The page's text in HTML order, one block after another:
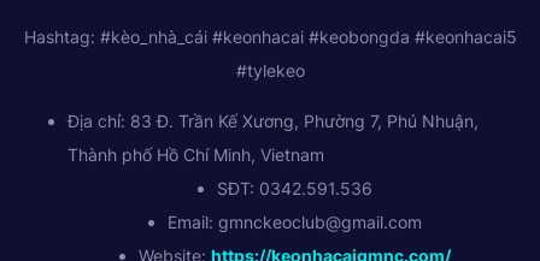
Hashtag: #kèo_nhà_cái #keonhacai #keobongda #keonhacai5
#tylekeo
Địa chỉ: 83 Đ. Trần Kế Xương, Phường 7, Phú Nhuận,
Thành phố Hồ Chí Minh, Vietnam
SĐT: 0342.591.536
Email: gmnckeoclub@gmail.com
Website: https://keonhacaigmnc.com/